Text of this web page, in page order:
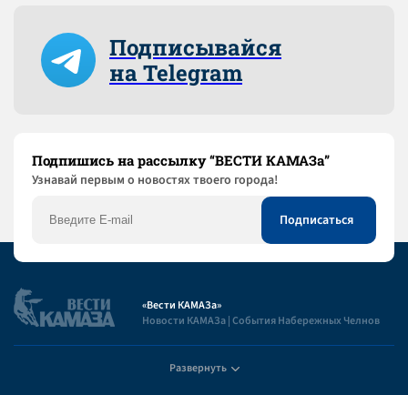
Подписывайся
на Telegram
Подпишись на рассылку “ВЕСТИ КАМАЗа”
Узнaвай первым о новостях твоего города!
«Вести КАМАЗа»
Новости КАМАЗа | События Набережных Челнов
Развернуть